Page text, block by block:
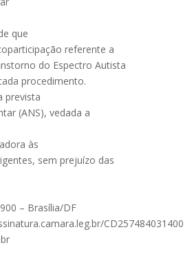
que
referente a
do Espectro Autista
procedimento.
prevista
(ANS), vedada a
às
sem prejuízo das
– Brasília/DF
CD257484031400